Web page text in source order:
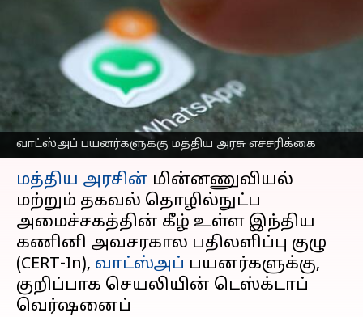
வாட்ஸ்அப் பயனர்களுக்கு மத்திய அரசு எச்சரிக்கை
பயன்படுத்துனா
ஹேக்கிங் ஆபத்து; மத்திய
அரசு எச்சரிக்கை
Sekar Chinnappan Apr 11, 2025 05:25 pm
செய்தி முன்னோட்டம்
மத்திய அரசின் மின்னணுவியல்
மற்றும் தகவல் தொழில்நுட்ப
அமைச்சகத்தின் கீழ் உள்ள இந்திய
கணினி அவசரகால பதிலளிப்பு குழு
(CERT-In), வாட்ஸ்அப் பயனர்களுக்கு,
குறிப்பாக செயலியின் டெஸ்க்டாப்
வெர்ஷனைப்